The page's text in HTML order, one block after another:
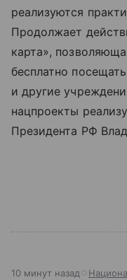
реализуются
Продолжает
карта»,
бесплатно
и другие
нацпроекты
Президента РФ
10 минут назад